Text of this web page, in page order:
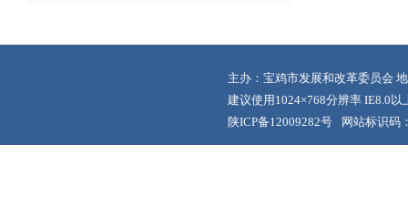
主办：宝鸡市发展和改革委员会
建议使用1024×768分辨率 IE8.0以
陕ICP备12009282号
网站标识码